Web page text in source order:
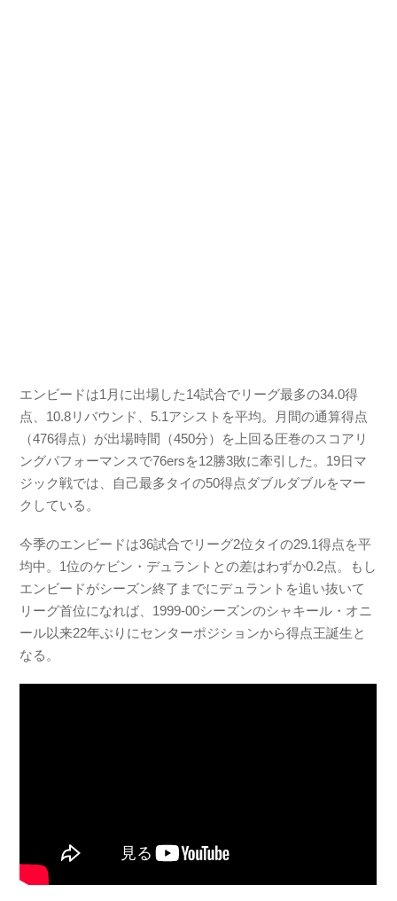
エンビードは1月に出場した14試合でリーグ最多の34.0得
点、10.8リバウンド、5.1アシストを平均。月間の通算得点
（476得点）が出場時間（450分）を上回る圧巻のスコアリ
ングパフォーマンスで76ersを12勝3敗に牽引した。19日マ
ジック戦では、自己最多タイの50得点ダブルダブルをマー
クしている。
今季のエンビードは36試合でリーグ2位タイの29.1得点を平
均中。1位のケビン・デュラントとの差はわずか0.2点。もし
エンビードがシーズン終了までにデュラントを追い抜いて
リーグ首位になれば、1999-00シーズンのシャキール・オニ
ール以来22年ぶりにセンターポジションから得点王誕生と
なる。